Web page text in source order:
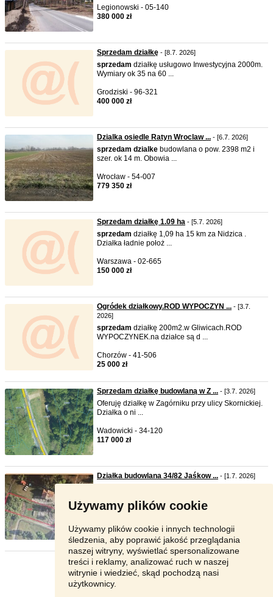
Używamy plików cookie
Używamy plików cookie i innych technologii
śledzenia, aby poprawić jakość przeglądania
naszej witryny, wyświetlać spersonalizowane
treści i reklamy, analizować ruch w naszej
witrynie i wiedzieć, skąd pochodzą nasi
użytkownicy.
Legionowski - 05-140
380 000 zł
Sprzedam działkę - [8.7. 2026]
sprzedam działkę usługowo Inwestycyjna 2000m.
Wymiary ok 35 na 60 ...
Grodziski - 96-321
400 000 zł
Dzialka osiedle Ratyn Wroclaw ... - [6.7. 2026]
sprzedam dzialke budowlana o pow. 2398 m2 i
szer. ok 14 m. Obowia ...
Wrocław - 54-007
779 350 zł
Sprzedam działkę 1.09 ha - [5.7. 2026]
sprzedam działkę 1,09 ha 15 km za Nidzica .
Działka ładnie położ ...
Warszawa - 02-665
150 000 zł
Ogródek działkowy.ROD WYPOCZYN ... - [3.7.
2026]
sprzedam działkę 200m2.w Gliwicach.ROD
WYPOCZYNEK.na działce są d ...
Chorzów - 41-506
25 000 zł
Sprzedam działkę budowlaną w Z ... - [3.7. 2026]
Oferuję działkę w Zagórniku przy ulicy Skornickiej.
Działka o ni ...
Wadowicki - 34-120
117 000 zł
Działka budowlana 34/82 Jaśkow ... - [1.7. 2026]
750 000 zł
Strona: 1 2 Następna